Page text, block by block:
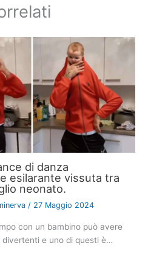
di danza
esilarante vissuta tra
neonato.
/ 27 Maggio 2024
con un bambino può avere
e uno di questi è…